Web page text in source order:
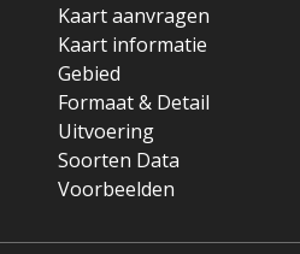
Kaart aanvragen
Kaart informatie
Gebied
Formaat & Detail
Uitvoering
Soorten Data
Voorbeelden